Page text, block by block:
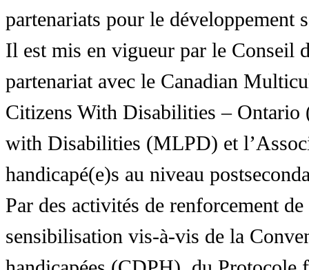
partenariats pour le développement
Il est mis en vigueur par le Conseil
partenariat avec le Canadian
Citizens With Disabilities – Ontario
with Disabilities (MLPD) et
handicapé(e)s au niveau
Par des activités de renforcement
sensibilisation vis-à-vis de la